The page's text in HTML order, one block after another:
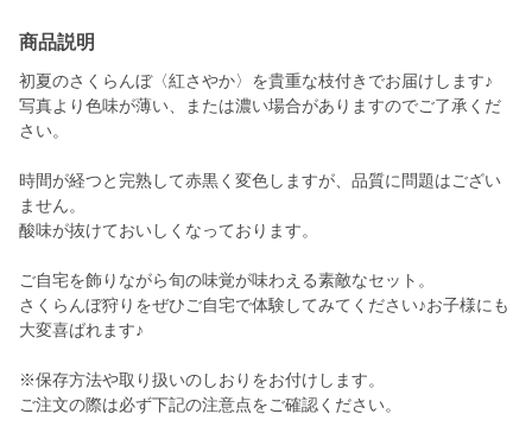
商品説明
初夏のさくらんぼ〈紅さやか〉を貴重な枝付きでお届けします♪
写真より色味が薄い、または濃い場合がありますのでご了承くだ
さい。
時間が経つと完熟して赤黒く変色しますが、品質に問題はござい
ません。
酸味が抜けておいしくなっております。
ご自宅を飾りながら旬の味覚が味わえる素敵なセット。
さくらんぼ狩りをぜひご自宅で体験してみてください♪お子様にも
大変喜ばれます♪
※保存方法や取り扱いのしおりをお付けします。
ご注文の際は必ず下記の注意点をご確認ください。